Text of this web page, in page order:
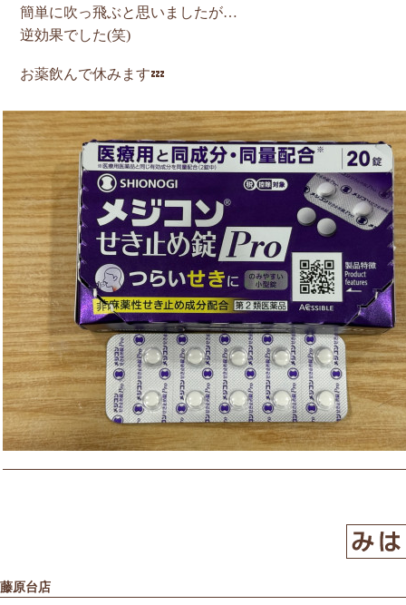
簡単に吹っ飛ぶと思いましたが…
逆効果でした(笑)
お薬飲んで休みます💤
藤原台店